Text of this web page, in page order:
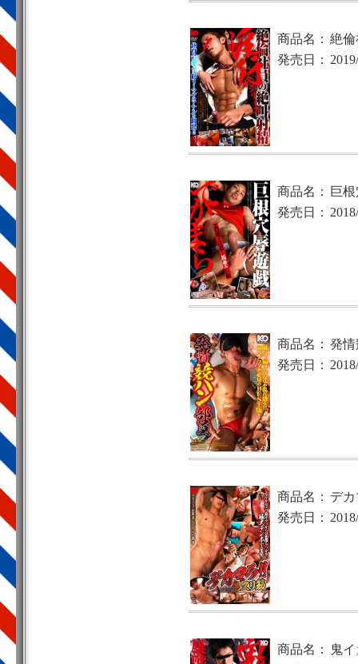
商品名： 絶
発売日：
商品名：
巨
発売日：
商品名： 発
発売日：
商品名： デ
発売日：
商品名：
鬼